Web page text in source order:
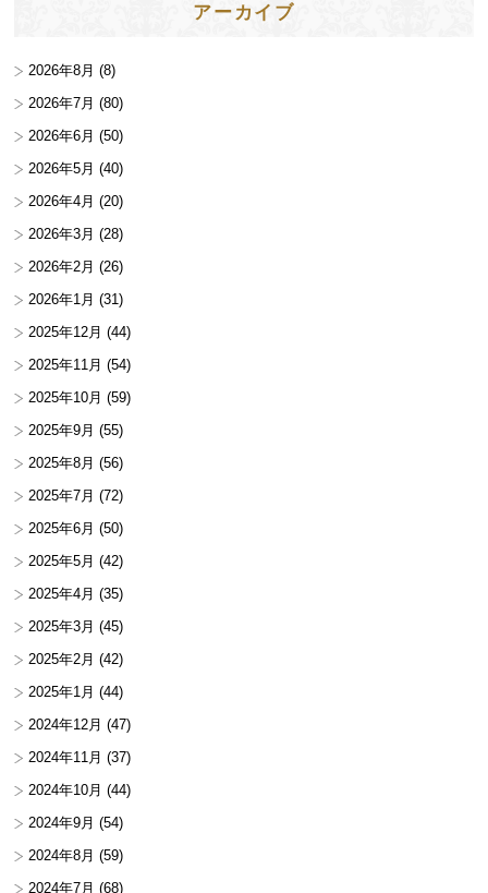
アーカイブ
2026年8月 (8)
2026年7月 (80)
2026年6月 (50)
2026年5月 (40)
2026年4月 (20)
2026年3月 (28)
2026年2月 (26)
2026年1月 (31)
2025年12月 (44)
2025年11月 (54)
2025年10月 (59)
2025年9月 (55)
2025年8月 (56)
2025年7月 (72)
2025年6月 (50)
2025年5月 (42)
2025年4月 (35)
2025年3月 (45)
2025年2月 (42)
2025年1月 (44)
2024年12月 (47)
2024年11月 (37)
2024年10月 (44)
2024年9月 (54)
2024年8月 (59)
2024年7月 (68)